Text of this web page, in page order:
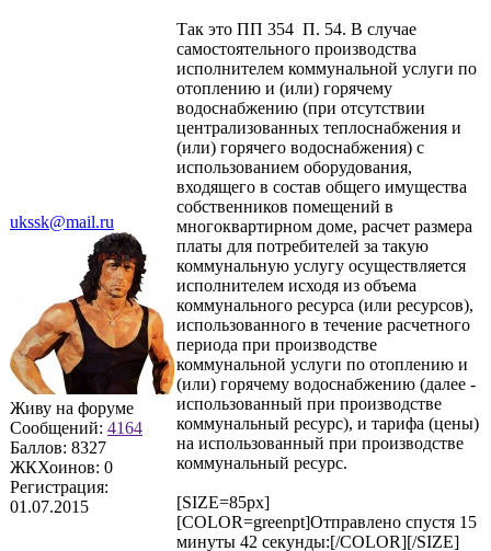
ukssk@mail.ru
Живу на форуме
Сообщений: 4164
Баллов: 8327
ЖКХоинов: 0
Регистрация:
01.07.2015
Так это ПП 354 П. 54. В случае
самостоятельного производства
исполнителем коммунальной услуги по
отоплению и (или) горячему
водоснабжению (при отсутствии
централизованных теплоснабжения и
(или) горячего водоснабжения) с
использованием оборудования,
входящего в состав общего имущества
собственников помещений в
многоквартирном доме, расчет размера
платы для потребителей за такую
коммунальную услугу осуществляется
исполнителем исходя из объема
коммунального ресурса (или ресурсов),
использованного в течение расчетного
периода при производстве
коммунальной услуги по отоплению и
(или) горячему водоснабжению (далее -
использованный при производстве
коммунальный ресурс), и тарифа (цены)
на использованный при производстве
коммунальный ресурс.
[SIZE=85px]
[COLOR=greenpt]Отправлено спустя 15
минуты 42 секунды:[/COLOR][/SIZE]